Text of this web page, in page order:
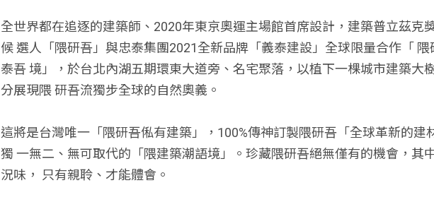
全世界都在追逐的建築師、2020年東京奧運主場館首席設計，建築普立茲克
候 選人「隈研吾」與忠泰集團2021全新品牌「義泰建設」全球限量合作「 隈
泰吾 境」，於台北內湖五期環東大道旁、名宅聚落，以植下一棵城市建築大
分展現隈 研吾流獨步全球的自然奧義。
這將是台灣唯一「隈研吾俬有建築」，100%傳神訂製隈研吾「全球革新的建
獨 一無二、無可取代的「隈建築潮語境」。珍藏隈研吾絕無僅有的機會，其
況味， 只有親聆、才能體會。